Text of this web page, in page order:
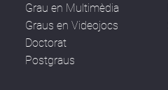
Grau en Multimèdia
Graus en Videojocs
Doctorat
Postgraus